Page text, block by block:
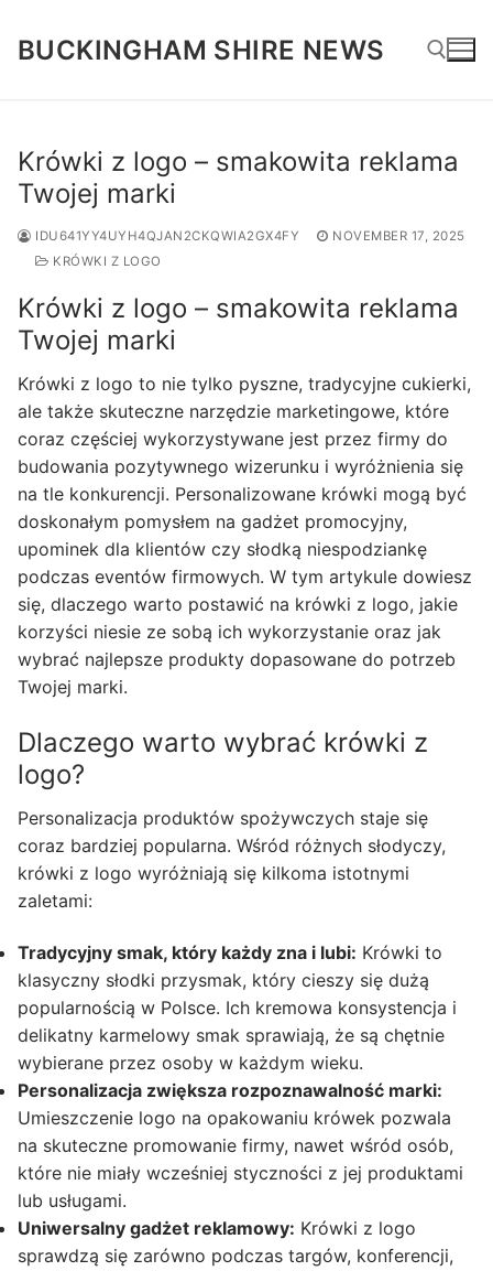
content
BUCKINGHAM SHIRE NEWS
Krówki z logo – smakowita reklama
Twojej marki
IDU641YY4UYH4QJAN2CKQWIA2GX4FY
NOVEMBER 17, 2025
KRÓWKI Z LOGO
Krówki z logo – smakowita reklama
Twojej marki
Krówki z logo to nie tylko pyszne, tradycyjne cukierki,
ale także skuteczne narzędzie marketingowe, które
coraz częściej wykorzystywane jest przez firmy do
budowania pozytywnego wizerunku i wyróżnienia się
na tle konkurencji. Personalizowane krówki mogą być
doskonałym pomysłem na gadżet promocyjny,
upominek dla klientów czy słodką niespodziankę
podczas eventów firmowych. W tym artykule dowiesz
się, dlaczego warto postawić na krówki z logo, jakie
korzyści niesie ze sobą ich wykorzystanie oraz jak
wybrać najlepsze produkty dopasowane do potrzeb
Twojej marki.
Dlaczego warto wybrać krówki z
logo?
Personalizacja produktów spożywczych staje się
coraz bardziej popularna. Wśród różnych słodyczy,
krówki z logo wyróżniają się kilkoma istotnymi
zaletami:
Tradycyjny smak, który każdy zna i lubi: Krówki to
klasyczny słodki przysmak, który cieszy się dużą
popularnością w Polsce. Ich kremowa konsystencja i
delikatny karmelowy smak sprawiają, że są chętnie
wybierane przez osoby w każdym wieku.
Personalizacja zwiększa rozpoznawalność marki:
Umieszczenie logo na opakowaniu krówek pozwala
na skuteczne promowanie firmy, nawet wśród osób,
które nie miały wcześniej styczności z jej produktami
lub usługami.
Uniwersalny gadżet reklamowy: Krówki z logo
sprawdzą się zarówno podczas targów, konferencji,